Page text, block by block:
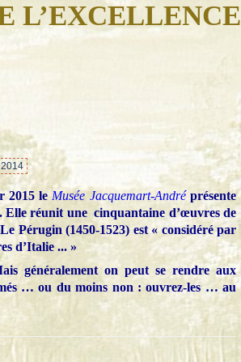
L’EXCELLENCE
…
2015 le Musée Jacquemart-André présente
Elle réunit une cinquantaine d’œuvres de
Pérugin (1450-1523) est « considéré par
d’Italie ... »
généralement on peut se rendre aux
… ou du moins non : ouvrez-les … au